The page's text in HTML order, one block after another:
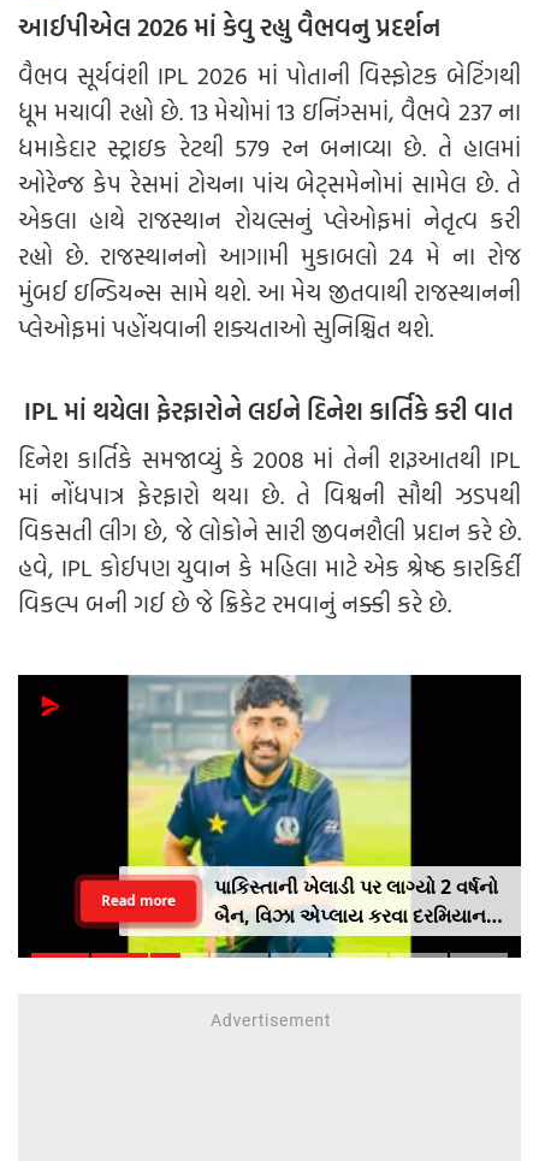
આઈપીએલ 2026 માં કેવુ રહ્યુ વૈભવનુ પ્રદર્શન
વૈભવ સૂર્યવંશી IPL 2026 માં પોતાની વિસ્ફોટક બેટિંગથી
ધૂમ મચાવી રહ્યો છે. 13 મેચોમાં 13 ઇનિંગ્સમાં, વૈભવે 237 ના
ધમાકેદાર સ્ટ્રાઇક રેટથી 579 રન બનાવ્યા છે. તે હાલમાં
ઓરેન્જ કેપ રેસમાં ટોચના પાંચ બેટ્સમેનોમાં સામેલ છે. તે
એકલા હાથે રાજસ્થાન રોયલ્સનું પ્લેઓફમાં નેતૃત્વ કરી
રહ્યો છે. રાજસ્થાનનો આગામી મુકાબલો 24 મે ના રોજ
મુંબઈ ઇન્ડિયન્સ સામે થશે. આ મેચ જીતવાથી રાજસ્થાનની
પ્લેઓફમાં પહોંચવાની શક્યતાઓ સુનિશ્ચિત થશે.
IPL માં થયેલા ફેરફારોને લઈને દિનેશ કાર્તિકે કરી વાત
દિનેશ કાર્તિકે સમજાવ્યું કે 2008 માં તેની શરૂઆતથી IPL
માં નોંધપાત્ર ફેરફારો થયા છે. તે વિશ્વની સૌથી ઝડપથી
વિકસતી લીગ છે, જે લોકોને સારી જીવનશૈલી પ્રદાન કરે છે.
હવે, IPL કોઈપણ યુવાન કે મહિલા માટે એક શ્રેષ્ઠ કારકિર્દી
વિકલ્પ બની ગઈ છે જે ક્રિકેટ રમવાનું નક્કી કરે છે.
પાકિસ્તાની ખેલાડી પર લાગ્યો 2 વર્ષનો
બૈન, વિઝા એપ્લાય કરવા દરમિયાન
આપી ખોટી માહિતી
Read more